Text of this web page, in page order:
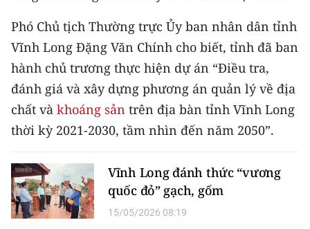
Phó Chủ tịch Thường trực Ủy ban nhân dân tỉnh
Vĩnh Long Đặng Văn Chính cho biết, tỉnh đã ban
hành chủ trương thực hiện dự án “Điều tra,
đánh giá và xây dựng phương án quản lý về địa
chất và khoáng sản trên địa bàn tỉnh Vĩnh Long
thời kỳ 2021-2030, tầm nhìn đến năm 2050”.
Vĩnh Long đánh thức “vương
quốc đỏ” gạch, gốm
15/05/2026 08:19